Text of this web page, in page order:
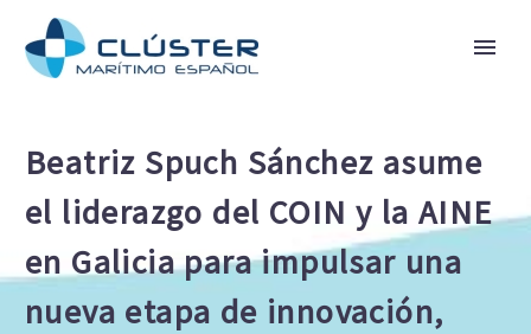
Beatriz Spuch Sánchez asume
el liderazgo del COIN y la AINE
en Galicia para impulsar una
nueva etapa de innovación,